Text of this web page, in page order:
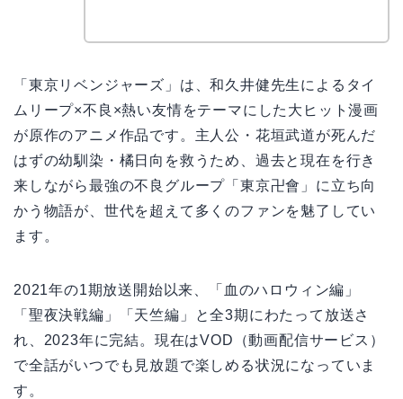
「東京リベンジャーズ」は、和久井健先生によるタイ
ムリープ×不良×熱い友情をテーマにした大ヒット漫画
が原作のアニメ作品です。主人公・花垣武道が死んだ
はずの幼馴染・橘日向を救うため、過去と現在を行き
来しながら最強の不良グループ「東京卍會」に立ち向
かう物語が、世代を超えて多くのファンを魅了してい
ます。
2021年の1期放送開始以来、「血のハロウィン編」
「聖夜決戦編」「天竺編」と全3期にわたって放送さ
れ、2023年に完結。現在はVOD（動画配信サービス）
で全話がいつでも見放題で楽しめる状況になっていま
す。